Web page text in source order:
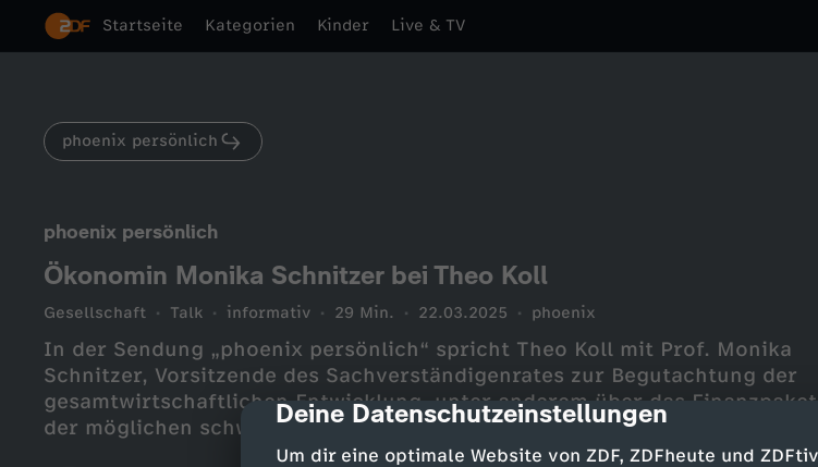
cmp-dialog-description
Deine Datenschutzeinstellungen
Um dir eine optimale Website von ZDF, ZDFheute und
Startseite Kategorien Kinder Live & TV
phoenix persönlich
phoenix persönlich
Ökonomin Monika Schnitzer bei Theo Koll
Gesellschaft Talk informativ 29 Min. 22.03.2025 phoenix
In der Sendung „phoenix persönlich“ spricht Theo Koll mit Prof. Monika
Schnitzer, Vorsitzende des Sachverständigenrates zur Begutachtung der
gesamtwirtschaftlichen Entwicklung, unter anderem über das Finanzpaket
der möglichen schwarz-roten Koalition.